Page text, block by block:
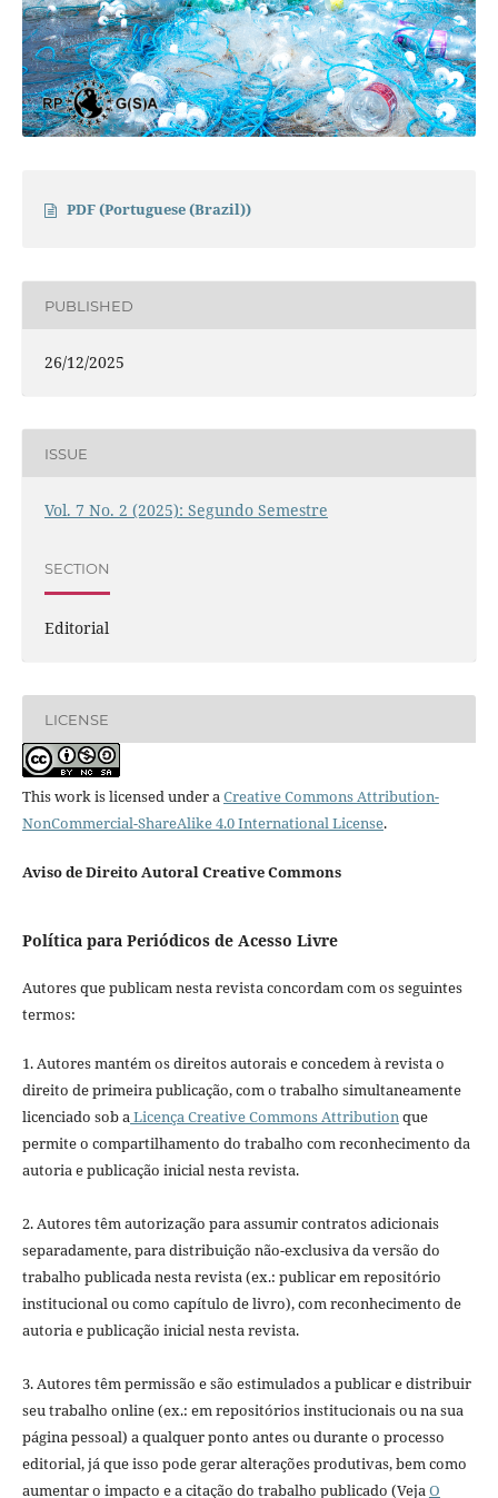
PDF (Portuguese (Brazil))
PUBLISHED
26/12/2025
ISSUE
Vol. 7 No. 2 (2025): Segundo Semestre
SECTION
Editorial
LICENSE
This work is licensed under aCreative Commons Attribution-
NonCommercial-ShareAlike 4.0 International License.
Aviso de Direito Autoral Creative Commons
Política para Periódicos de Acesso Livre
Autores que publicam nesta revista concordam com os seguintes
termos:
1. Autores mantém os direitos autorais e concedem à revista o
direito de primeira publicação, com o trabalho simultaneamente
licenciado sob aLicença Creative Commons Attributionque
permite o compartilhamento do trabalho com reconhecimento da
autoria e publicação inicial nesta revista.
2. Autores têm autorização para assumir contratos adicionais
separadamente, para distribuição não-exclusiva da versão do
trabalho publicada nesta revista (ex.: publicar em repositório
institucional ou como capítulo de livro), com reconhecimento de
autoria e publicação inicial nesta revista.
3. Autores têm permissão e são estimulados a publicar e distribuir
seu trabalho online (ex.: em repositórios institucionais ou na sua
página pessoal) a qualquer ponto antes ou durante o processo
editorial, já que isso pode gerar alterações produtivas, bem como
aumentar o impacto e a citação do trabalho publicado (VejaO